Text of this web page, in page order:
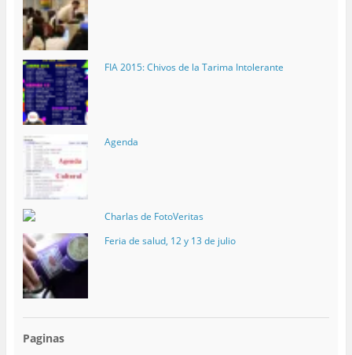
FIA 2015: Chivos de la Tarima Intolerante
Agenda
Charlas de FotoVeritas
Feria de salud, 12 y 13 de julio
Paginas